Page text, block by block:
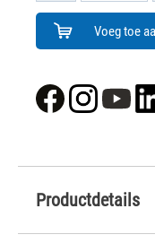
Voeg toe
Productdetails